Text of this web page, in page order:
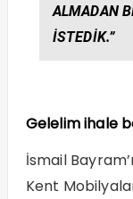
ALMADAN
ISTEDIK.”
Gelelim ihale
İsmail
Kent